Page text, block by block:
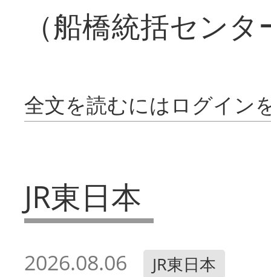
（船橋統括セン
全文を読むにはログイン
JR東日本
2026.08.06 JR東日本